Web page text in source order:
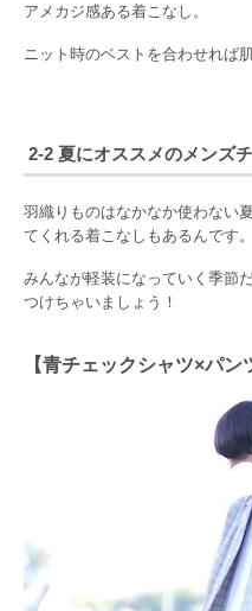
アメカジ感ある着こなし。
ニット時のベストを合わせれば
2-2 夏にオススメのメンズ
羽織りものはなかなか使わない
てくれる着こなしもあるんです。
みんなが軽装になっていく季節
つけちゃいましょう！
【青チェックシャツ×パン